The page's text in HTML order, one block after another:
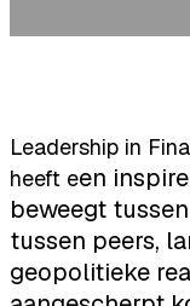
Leadership in
heeft een
beweegt
tussen peers,
geopolitieke